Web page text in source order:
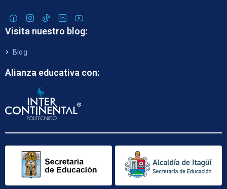
Visita nuestro blog:
Blog
Alianza educativa con: